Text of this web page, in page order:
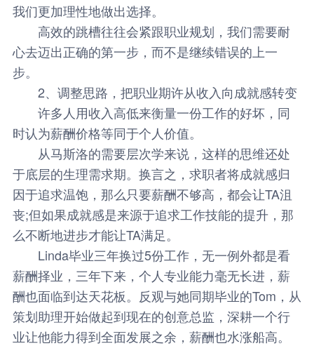
我们更加理性地做出选择。
高效的跳槽往往会紧跟职业规划，我们需要耐
心去迈出正确的第一步，而不是继续错误的上一
步。
2、调整思路，把职业期许从收入向成就感转变
许多人用收入高低来衡量一份工作的好坏，同
时认为薪酬价格等同于个人价值。
从马斯洛的需要层次学来说，这样的思维还处
于底层的生理需求期。换言之，求职者将成就感归
因于追求温饱，那么只要薪酬不够高，都会让TA沮
丧;但如果成就感是来源于追求工作技能的提升，那
么不断地进步才能让TA满足。
Linda毕业三年换过5份工作，无一例外都是看
薪酬择业，三年下来，个人专业能力毫无长进，薪
酬也面临到达天花板。反观与她同期毕业的Tom，从
策划助理开始做起到现在的创意总监，深耕一个行
业让他能力得到全面发展之余，薪酬也水涨船高。